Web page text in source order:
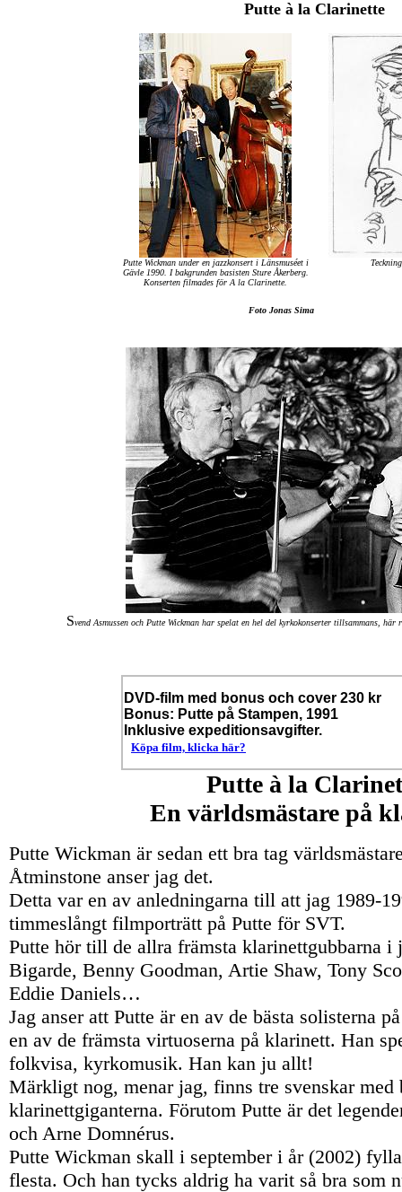
Putte à la Clarinette
Putte Wickman under en jazzkonsert i Länsmuséet i
Gävle 1990. I bakgrunden basisten Sture Åkerberg.
Konserten filmades för A la Clarinette.
Foto Jonas Sima
Svend Asmussen och Putte Wickman har spelat en hel del kyrkokonserter tillsammans,
DVD-film med bonus och cover 230 kr
Bonus: Putte på Stampen, 1991
Inklusive expeditionsavgifter.
Köpa film, klicka här?
Putte à la
En världsmästare på
Putte Wickman är sedan ett bra tag
Åtminstone anser jag det.
Detta var en av anledningarna till att jag 1989-
timmeslångt filmporträtt på Putte för SVT.
Putte hör till de allra främsta klarinettgubbarna i
Bigarde, Benny Goodman, Artie Shaw, Tony
Eddie Daniels…
Jag anser att Putte är en av de bästa solisterna
en av de främsta virtuoserna på klarinett. Han
folkvisa, kyrkomusik. Han kan ju allt!
Märkligt nog, menar jag, finns tre svenskar med
klarinettgiganterna. Förutom Putte är det
och Arne Domnérus.
Putte Wickman skall i september i år (2002)
flesta. Och han tycks aldrig ha varit så bra som